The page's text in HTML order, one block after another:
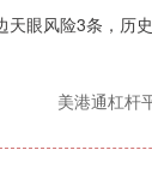
眼风险3条，历
美港通杠杆